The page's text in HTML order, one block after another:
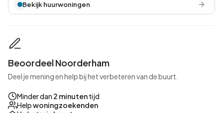
Bekijk huurwoningen
Beoordeel Noorderham
Deel je mening en help bij het verbeteren van de buurt.
Minder dan 2 minutentijd
Helpwoningzoekenden